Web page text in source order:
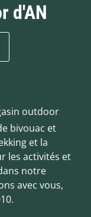
d'AN
outdoor
bivouac et
et la
les activités et
notre
avec vous,